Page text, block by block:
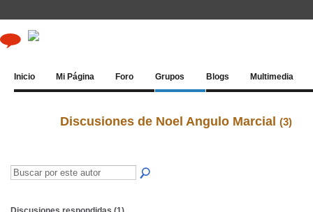
Inicio Mi Página Foro Grupos Blogs Multimedia
Discusiones de Noel Angulo Marcial (3)